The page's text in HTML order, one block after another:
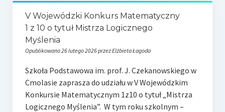
V Wojewódzki Konkurs Matematyczny
1 z 10 o tytuł Mistrza Logicznego
Myślenia
Opublikowano 26 lutego 2026 przez Elżbieta Łagoda
Szkoła Podstawowa im. prof. J. Czekanowskiego w
Cmolasie zaprasza do udziału w V Wojewódzkim
Konkursie Matematycznym 1z10 o tytuł „Mistrza
Logicznego Myślenia”. W tym roku szkolnym –